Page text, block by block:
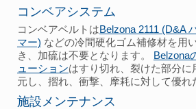
コンベアシステム
コンベアベルトはBelzona 2111 (D&A
マー) などの冷間硬化ゴム補修材を用
き、加硫は不要となります。 Belzona
ューションはすり切れ、裂けた部分に
元し、摺れ、衝撃、摩耗に対して優れ
施設メンテナンス